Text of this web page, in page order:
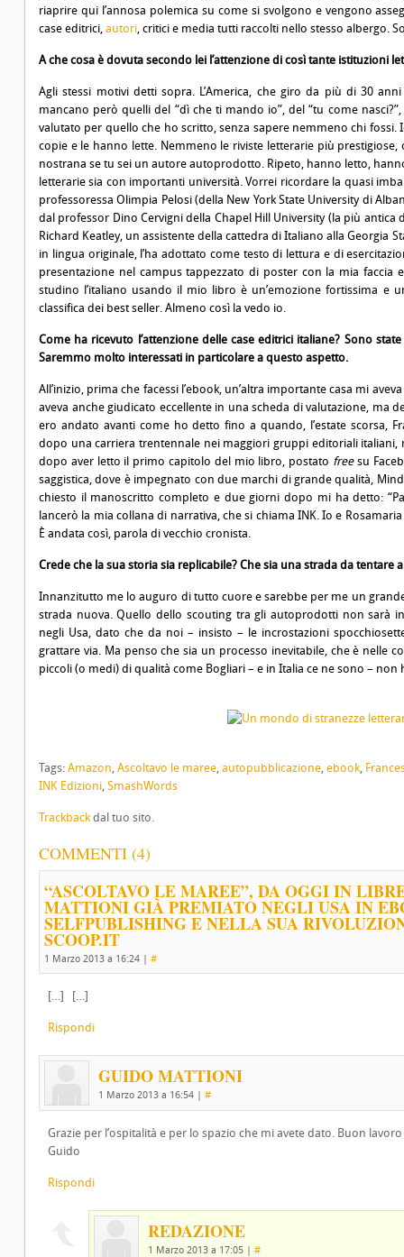
riaprire qui l’annosa polemica su come si svolgono e vengono
case editrici, autori, critici e media tutti raccolti nello stesso albergo.
A che cosa è dovuta secondo lei l’attenzione di così tante istituzioni
Agli stessi motivi detti sopra. L’America, che giro da più di 30
mancano però quelli del “dì che ti mando io”, del “tu come
valutato per quello che ho scritto, senza sapere nemmeno chi
copie e le hanno lette. Nemmeno le riviste letterarie più prestigiose,
nostrana se tu sei un autore autoprodotto. Ripeto, hanno letto,
letterarie sia con importanti università. Vorrei ricordare la quasi
professoressa Olimpia Pelosi (della New York State University di
dal professor Dino Cervigni della Chapel Hill University (la più antica
Richard Keatley, un assistente della cattedra di Italiano alla Georgia
in lingua originale, l’ha adottato come testo di lettura e di
presentazione nel campus tappezzato di poster con la mia faccia
studino l’italiano usando il mio libro è un’emozione fortissima e
classifica dei best seller. Almeno così la vedo io.
Come ha ricevuto l’attenzione delle case editrici italiane? Sono
Saremmo molto interessati in particolare a questo aspetto.
All’inizio, prima che facessi l’ebook, un’altra importante casa mi
aveva anche giudicato eccellente in una scheda di valutazione,
ero andato avanti come ho detto fino a quando, l’estate scorsa,
dopo una carriera trentennale nei maggiori gruppi editoriali italiani,
dopo aver letto il primo capitolo del mio libro, postato freesu
saggistica, dove è impegnato con due marchi di grande qualità,
chiesto il manoscritto completo e due giorni dopo mi ha detto:
lancerò la mia collana di narrativa, che si chiama INK. Io e
È andata così, parola di vecchio cronista.
Crede che la sua storia sia replicabile? Che sia una strada da tentare
Innanzitutto me lo auguro di tutto cuore e sarebbe per me un
strada nuova. Quello dello scouting tra gli autoprodotti non sarà
negli Usa, dato che da noi – insisto – le incrostazioni
grattare via. Ma penso che sia un processo inevitabile, che è nelle
piccoli (o medi) di qualità come Bogliari – e in Italia ce ne sono –
Tags: Amazon, Ascoltavo le maree, autopubblicazione, ebook,
INK Edizioni, SmashWords
Trackbackdal tuo sito.
COMMENTI (4)
“ASCOLTAVO LE MAREE”, DA OGGI IN
MATTIONI GIÀ PREMIATO NEGLI USA IN
SELFPUBLISHING E NELLA SUA
SCOOP.IT
1 Marzo 2013 a 16:24 | #
[…] […]
Rispondi
GUIDO MATTIONI
1 Marzo 2013 a 16:54 | #
Grazie per l’ospitalità e per lo spazio che mi avete dato. Buon
Guido
Rispondi
REDAZIONE
1 Marzo 2013 a 17:05 | #